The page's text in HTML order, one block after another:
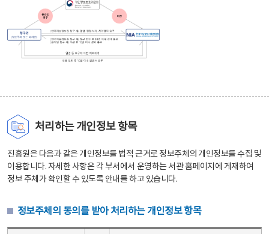
처리하는 개인정보 항목
진흥원은 다음과 같은 개인정보를 법적 근거로 정보주체의 개인정보를 수집 및
이용합니다. 자세한 사항은 각 부서에서 운영하는 서관 홈페이지에 게재하여
정보 주체가 확인할 수 있도록 안내를 하고 있습니다.
정보주체의 동의를 받아 처리하는 개인정보 항목